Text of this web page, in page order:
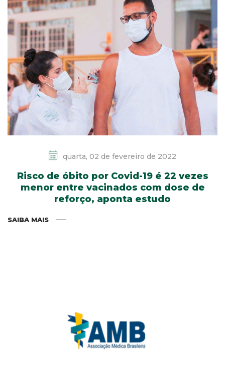
quarta, 02 de fevereiro de 2022
Risco de óbito por Covid-19 é 22 vezes
menor entre vacinados com dose de
reforço, aponta estudo
SAIBA MAIS